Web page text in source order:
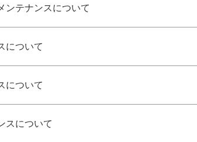
ンテナンスについて
について
について
スについて